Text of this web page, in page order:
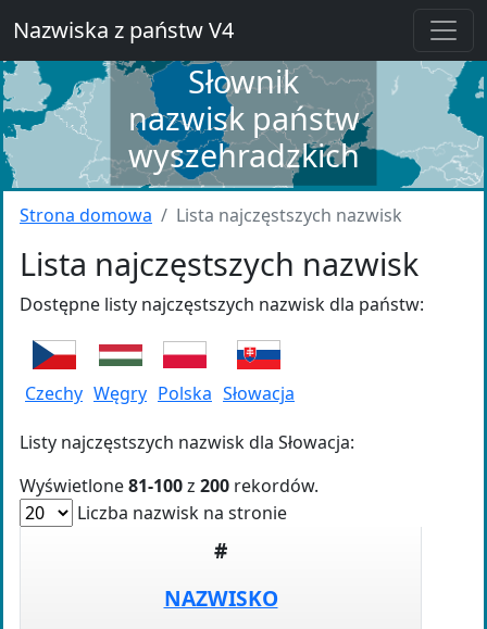
Nazwiska z państw V4
Słownik
nazwisk państw
wyszehradzkich
Strona domowa Lista najczęstszych nazwisk
Lista najczęstszych nazwisk
Dostępne listy najczęstszych nazwisk dla państw:
Czechy Węgry Polska Słowacja
Listy najczęstszych nazwisk dla Słowacja:
Wyświetlone81-100z 200 rekordów.
Liczba nazwisk na stronie
#
NAZWISKO